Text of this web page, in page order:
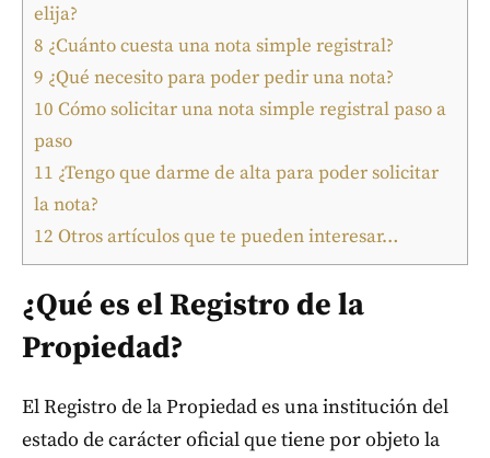
elija?
8 ¿Cuánto cuesta una nota simple registral?
9 ¿Qué necesito para poder pedir una nota?
10 Cómo solicitar una nota simple registral paso a
paso
11 ¿Tengo que darme de alta para poder solicitar
la nota?
12 Otros artículos que te pueden interesar…
¿Qué es el Registro de la
Propiedad?
El Registro de la Propiedad es una institución del
estado de carácter oficial que tiene por objeto la